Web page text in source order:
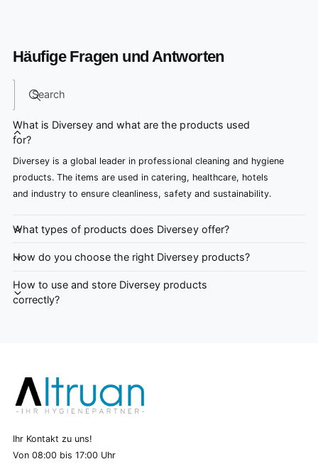
Häufige Fragen und Antworten
Search
What is Diversey and what are the products used
for?
Diversey is a global leader in professional cleaning and hygiene
products. The items are used in catering, healthcare, hotels
and industry to ensure cleanliness, safety and sustainability.
What types of products does Diversey offer?
How do you choose the right Diversey products?
How to use and store Diversey products
correctly?
Ihr Kontakt zu uns!
Von 08:00 bis 17:00 Uhr